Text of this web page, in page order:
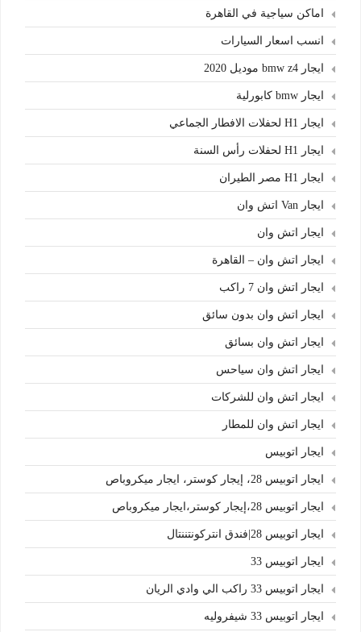
اماكن سياجية في القاهرة
انسب اسعار السيارات
ايجار bmw z4 موديل 2020
ايجار bmw كابورلية
ايجار H1 لحفلات الافطار الجماعي
ايجار H1 لحفلات رأس السنة
ايجار H1 مصر الطيران
ايجار Van اتش وان
ايجار اتش وان
ايجار اتش وان – القاهرة
ايجار اتش وان 7 راكب
ايجار اتش وان بدون سائق
ايجار اتش وان بسائق
ايجار اتش وان سياحس
ايجار اتش وان للشركات
ايجار اتش وان للمطار
ايجار اتوبيس
ايجار اتوبيس 28، إيجار كوستر، ايجار ميكروباص
ايجار اتوبيس 28،إيجار كوستر،ايجار ميكروباص
ايجار اتوبيس 28|فندق انتركونتننتال
ايجار اتوبيس 33
ايجار اتوبيس 33 راكب الي وادي الريان
ايجار اتوبيس 33 شيفروليه